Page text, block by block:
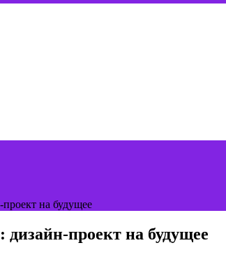
на будущее
проект на будущее